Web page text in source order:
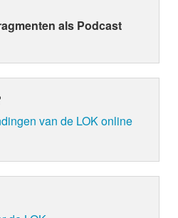
als Podcast
van de LOK online